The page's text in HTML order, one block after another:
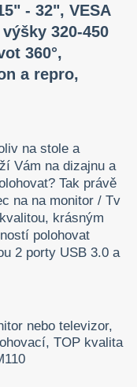
- 32", VESA
320-450
360°,
a repro,
na stole a
Vám na dizajnu a
Tak právě
na na monitor / Tv
krásným
polohovat
2 porty USB 3.0 a